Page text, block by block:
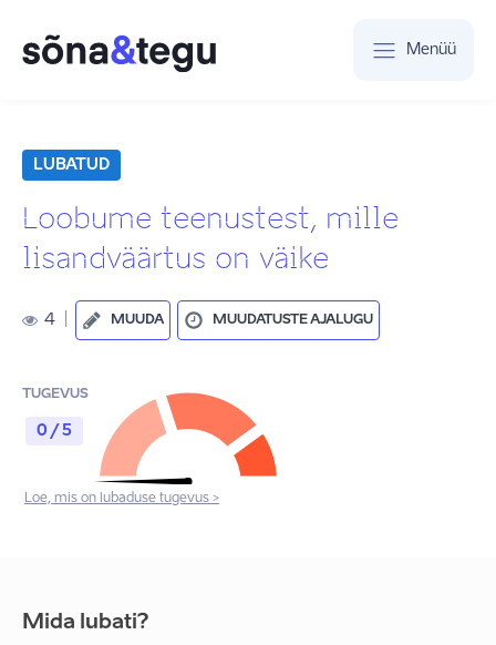
Menüü
LUBATUD
Loobume teenustest, mille
lisandväärtus on väike
4 MUUDA MUUDATUSTE AJALUGU
TUGEVUS
0 / 5
Loe, mis on lubaduse tugevus >
Mida lubati?